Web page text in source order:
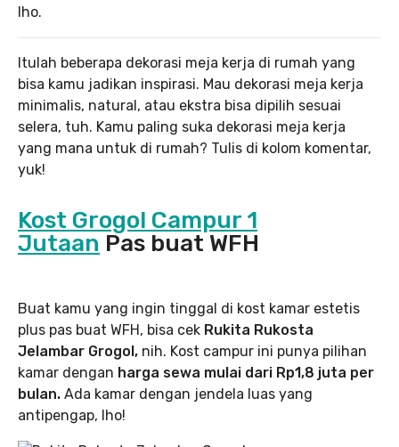
lho.
Itulah beberapa dekorasi meja kerja di rumah yang
bisa kamu jadikan inspirasi. Mau dekorasi meja kerja
minimalis, natural, atau ekstra bisa dipilih sesuai
selera, tuh. Kamu paling suka dekorasi meja kerja
yang mana untuk di rumah? Tulis di kolom komentar,
yuk!
Kost Grogol Campur 1
Jutaan Pas buat WFH
Buat kamu yang ingin tinggal di kost kamar estetis
plus pas buat WFH, bisa cek Rukita Rukosta
Jelambar Grogol, nih. Kost campur ini punya pilihan
kamar dengan harga sewa mulai dari Rp1,8 juta per
bulan. Ada kamar dengan jendela luas yang
antipengap, lho!